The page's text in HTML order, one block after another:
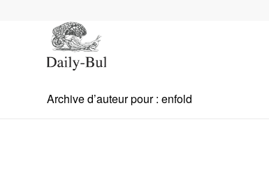
Archive d’auteur pour : enfold